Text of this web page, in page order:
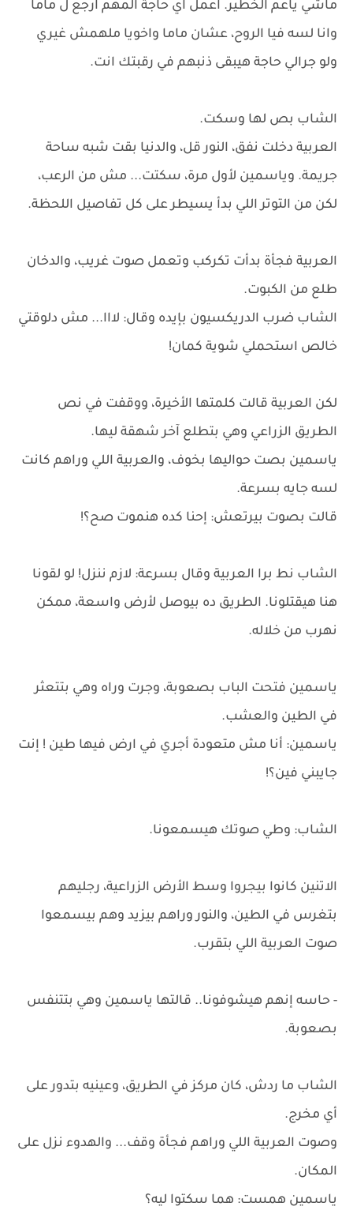
ماشي ياعم الخطير. اعمل اي حاجة المهم ارجع ل ماما
وانا لسه فيا الروح، عشان ماما واخويا ملهمش غيري
ولو جرالي حاجة هيبقى ذنبهم في رقبتك انت.
الشاب بص لها وسكت.
العربية دخلت نفق، النور قل، والدنيا بقت شبه ساحة
جريمة. وياسمين لأول مرة، سكتت... مش من الرعب،
لكن من التوتر اللي بدأ يسيطر على كل تفاصيل اللحظة.
العربية فجأة بدأت تكركب وتعمل صوت غريب، والدخان
طلع من الكبوت.
الشاب ضرب الدريكسيون بإيده وقال: لااا... مش دلوقتي
خالص استحملي شوية كمان!
لكن العربية قالت كلمتها الأخيرة، ووقفت في نص
الطريق الزراعي وهي بتطلع آخر شهقة ليها.
ياسمين بصت حواليها بخوف، والعربية اللي وراهم كانت
لسه جايه بسرعة.
قالت بصوت بيرتعش: إحنا كده هنموت صح؟!
الشاب نط برا العربية وقال بسرعة: لازم ننزل! لو لقونا
هنا هيقتلونا. الطريق ده بيوصل لأرض واسعة، ممكن
نهرب من خلاله.
ياسمين فتحت الباب بصعوبة، وجرت وراه وهي بتتعثر
في الطين والعشب.
ياسمين: أنا مش متعودة أجري في ارض فيها طين ! إنت
جايبني فين؟!
الشاب: وطي صوتك هيسمعونا.
الاتنين كانوا بيجروا وسط الأرض الزراعية، رجليهم
بتغرس في الطين، والنور وراهم بيزيد وهم بيسمعوا
صوت العربية اللي بتقرب.
- حاسه إنهم هيشوفونا.. قالتها ياسمين وهي بتتنفس
بصعوبة.
الشاب ما ردش، كان مركز في الطريق، وعينيه بتدور على
أي مخرج.
وصوت العربية اللي وراهم فجأة وقف... والهدوء نزل على
المكان.
ياسمين همست: هما سكتوا ليه؟